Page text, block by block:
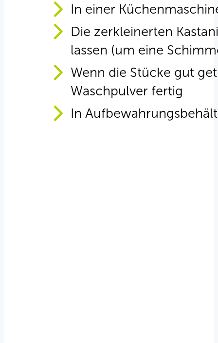
In einer
Die zerkleinerten
lassen (um eine
Wenn die Stücke gut
Waschpulver fertig
In